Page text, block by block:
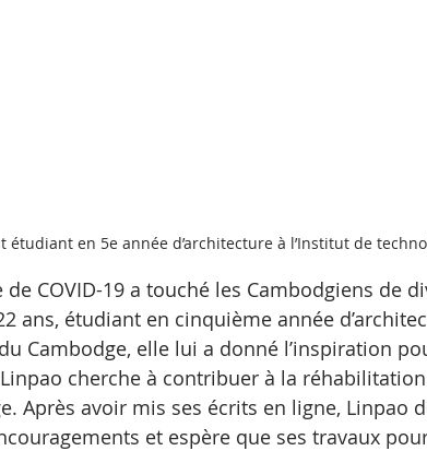
étudiant en 5e année d’architecture à l’Institut de
de COVID-19 a touché les Cambodgiens de
ans, étudiant en cinquième année
Cambodge, elle lui a donné l’inspiration
cherche à contribuer à la
Après avoir mis ses écrits en ligne, Linpao
et espère que ses travaux